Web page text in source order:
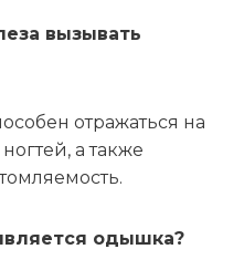
вызывать
отражаться на
а также
одышка?